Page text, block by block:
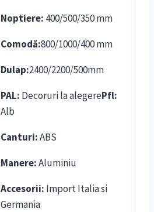
Noptiere: 400/500/350 mm
Comodă:800/1000/400 mm
Dulap:2400/2200/500mm
PAL: Decoruri la alegerePfl:
Alb
Canturi:ABS
Manere:Aluminiu
Accesorii: Import Italia si
Germania